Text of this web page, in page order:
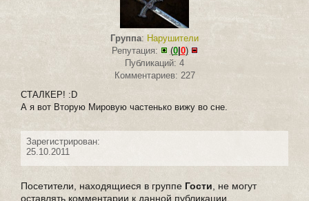
Группа: Нарушители
Репутация:
(0| 0)
Публикаций: 4
Комментариев: 227
СТАЛКЕР! :D
А я вот Вторую Мировую частенько вижу во сне.
Зарегистрирован:
25.10.2011
Посетители, находящиеся в группе Гости , не могут
оставлять комментарии к данной публикации.